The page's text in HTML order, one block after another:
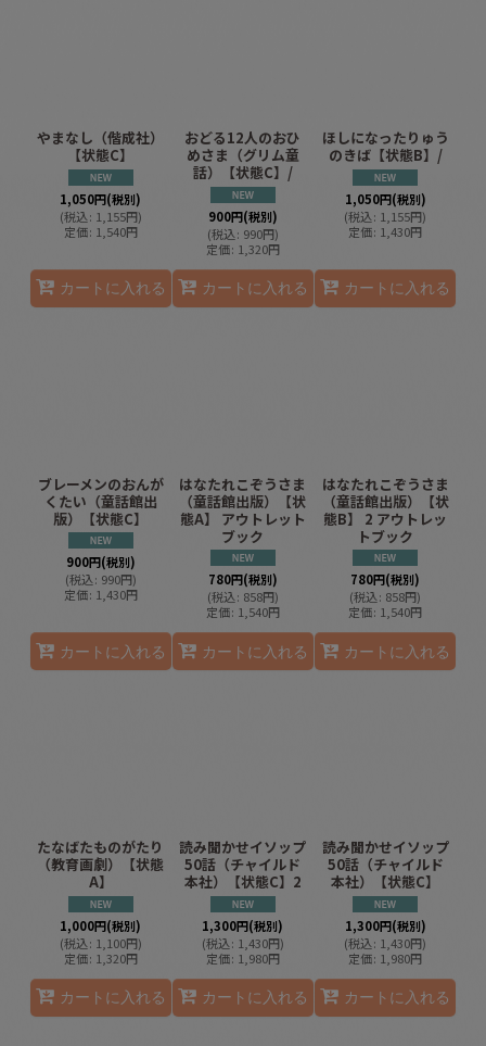
やまなし（偕成社）
【状態C】
1,050円(税別)
(税込: 1,155円)
定価: 1,540円
カートに入れる
おどる12人のおひ
めさま（グリム童
話）【状態C】/
900円(税別)
(税込: 990円)
定価: 1,320円
カートに入れる
ほしになったりゅう
のきば【状態B】/
1,050円(税別)
(税込: 1,155円)
定価: 1,430円
カートに入れる
ブレーメンのおんが
くたい（童話館出
版）【状態C】
900円(税別)
(税込: 990円)
定価: 1,430円
カートに入れる
はなたれこぞうさま
（童話館出版）【状
態A】 アウトレット
ブック
780円(税別)
(税込: 858円)
定価: 1,540円
カートに入れる
はなたれこぞうさま
（童話館出版）【状
態B】 2 アウトレッ
トブック
780円(税別)
(税込: 858円)
定価: 1,540円
カートに入れる
たなばたものがたり
（教育画劇）【状態
A】
1,000円(税別)
(税込: 1,100円)
定価: 1,320円
カートに入れる
読み聞かせイソップ
50話（チャイルド
本社）【状態C】2
1,300円(税別)
(税込: 1,430円)
定価: 1,980円
カートに入れる
読み聞かせイソップ
50話（チャイルド
本社）【状態C】
1,300円(税別)
(税込: 1,430円)
定価: 1,980円
カートに入れる